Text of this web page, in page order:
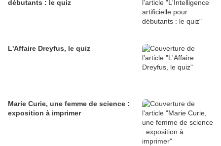
débutants : le quiz
L'Affaire Dreyfus, le quiz
Marie Curie, une femme de science :
exposition à imprimer